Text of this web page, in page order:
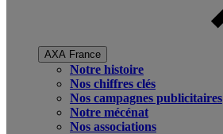
AXA France
Notre histoire
Nos chiffres clés
Nos campagnes publicitaires
Notre mécénat
Nos associations